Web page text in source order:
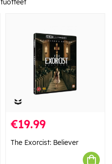
tuotteet
€19.99
The Exorcist: Believer